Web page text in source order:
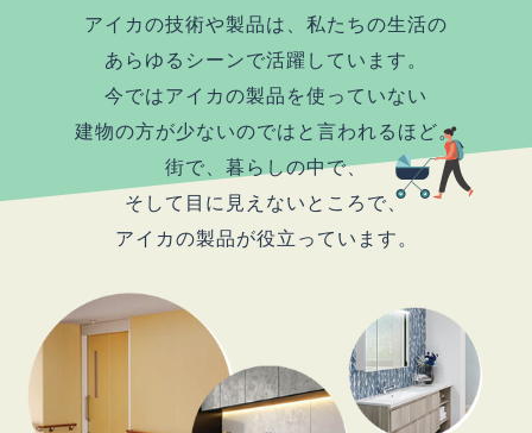
アイカの技術や製品は、私たちの生活の
あらゆるシーンで活躍しています。
今ではアイカの製品を使っていない
建物の方が少ないのではと言われるほど。
街で、暮らしの中で、
そして目に見えないところで、
アイカの製品が役立っています。